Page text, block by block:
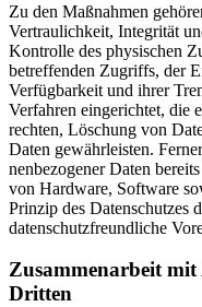
Zu den Maßnahmen
Vertrau­lichkeit, Integrität
Kontrolle des physi­schen
betref­fenden Zugriffs, der
Verfüg­barkeit und ihrer
Verfahren einge­richtet, die
rechten, Löschung von
Daten gewähr­leisten.
nen­be­zo­gener Daten
von Hardware, Software
Prinzip des Daten­schutzes
daten­schutz­freund­liche
Zusam­men­arbeit
Dritten